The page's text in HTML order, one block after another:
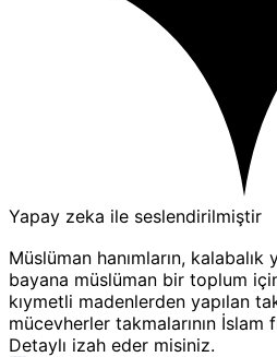
Yapay zeka ile seslendirilmiştir
Müslüman hanımların,
bayana müslüman bir toplum
kıymetli madenlerden yapılan
mücevherler takmalarının İslam
Detaylı izah eder misiniz.